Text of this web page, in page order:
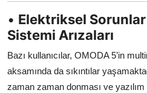
• Elektriksel
Sistemi Arızaları
Bazı kullanıcılar, OMODA 5’in
aksamında da sıkıntılar
zaman zaman donması ve yazılım